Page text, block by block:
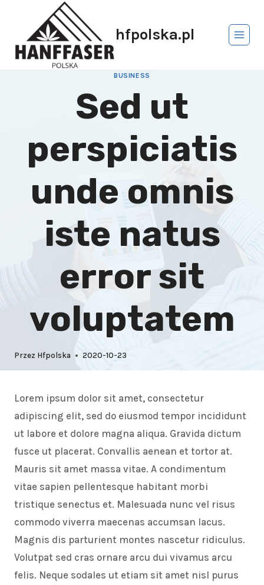
hfpolska.pl
BUSINESS
Sed ut
perspiciatis
unde omnis
iste natus
error sit
voluptatem
Przez Hfpolska 2020-10-23
Lorem ipsum dolor sit amet, consectetur
adipiscing elit, sed do eiusmod tempor incididunt
ut labore et dolore magna aliqua. Gravida dictum
fusce ut placerat. Convallis aenean et tortor at.
Mauris sit amet massa vitae. A condimentum
vitae sapien pellentesque habitant morbi
tristique senectus et. Malesuada nunc vel risus
commodo viverra maecenas accumsan lacus.
Magnis dis parturient montes nascetur ridiculus.
Volutpat sed cras ornare arcu dui vivamus arcu
felis. Neque sodales ut etiam sit amet nisl purus